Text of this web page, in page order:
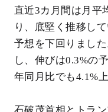
直近3カ月間は月平
り、底堅く推移し
予想を下回りまし
し、伸びは0.3%の
年同月比でも4.1%
石破茂首相とトラ